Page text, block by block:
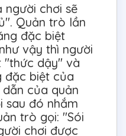
chơi sẽ
Quản trò lần
đặc biệt
vậy thì người
"thức dậy" và
đặc biệt của
của quản
đó nhắm
trò gọi: "Sói
chơi được